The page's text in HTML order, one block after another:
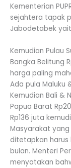
Kementerian
sejahtera tapak
Jabodetabek
Kemudian Pulau
Bangka Belitung
harga paling
Ada pula Maluku
Kemudian Bali &
Papua Barat
Rp136 juta
Masyarakat
ditetapkan harus
bulan. Menteri
menyatakan